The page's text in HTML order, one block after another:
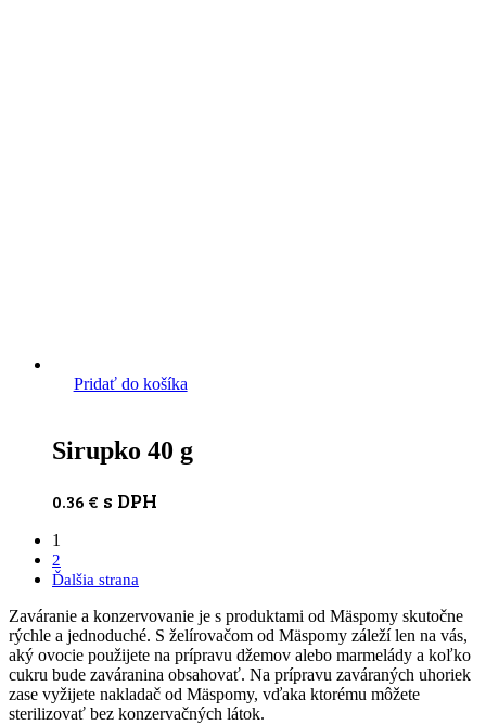
Pridať do košíka
Sirupko 40 g
0.36 € s DPH
1
2
Ďalšia strana
Zaváranie a konzervovanie je s produktami od Mäspomy skutočne
rýchle a jednoduché. S želírovačom od Mäspomy záleží len na vás,
aký ovocie použijete na prípravu džemov alebo marmelády a koľko
cukru bude zaváranina obsahovať. Na prípravu zaváraných uhoriek
zase vyžijete nakladač od Mäspomy, vďaka ktorému môžete
sterilizovať bez konzervačných látok.